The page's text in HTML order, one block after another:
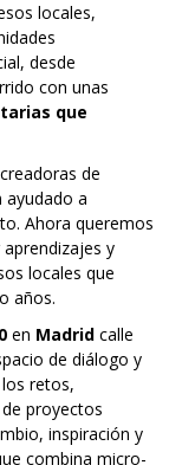
locales,
desde
con unas
que
de
ayudado a
Ahora queremos
y
locales que
años.
en Madrid calle
de diálogo y
retos,
proyectos
inspiración y
combina micro-